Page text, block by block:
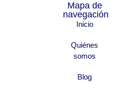
Mapa de
navegación
Inicio
Quiénes
somos
Blog